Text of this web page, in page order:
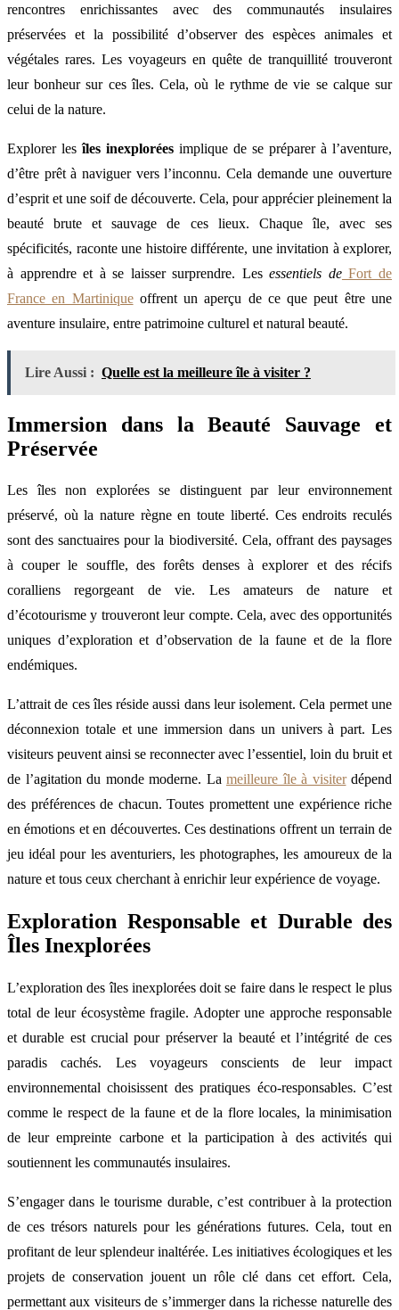
rencontres enrichissantes avec des communautés insulaires
préservées et la possibilité d’observer des espèces animales et
végétales rares. Les voyageurs en quête de tranquillité trouveront
leur bonheur sur ces îles. Cela, où le rythme de vie se calque sur
celui de la nature.
Explorer lesîles inexplorées implique de se préparer à l’aventure,
d’être prêt à naviguer vers l’inconnu. Cela demande une ouverture
d’esprit et une soif de découverte. Cela, pour apprécier pleinement la
beauté brute et sauvage de ces lieux. Chaque île, avec ses
spécificités, raconte une histoire différente, une invitation à explorer,
à apprendre et à se laisser surprendre. Lesessentiels deFort de
France en Martiniqueoffrent un aperçu de ce que peut être une
aventure insulaire, entre patrimoine culturel et natural beauté.
Lire Aussi : Quelle est la meilleure île à visiter ?
Immersion dans la Beauté Sauvage et
Préservée
Les îles non explorées se distinguent par leur environnement
préservé, où la nature règne en toute liberté. Ces endroits reculés
sont des sanctuaires pour la biodiversité. Cela, offrant des paysages
à couper le souffle, des forêts denses à explorer et des récifs
coralliens regorgeant de vie. Les amateurs de nature et
d’écotourisme y trouveront leur compte. Cela, avec des opportunités
uniques d’exploration et d’observation de la faune et de la flore
endémiques.
L’attrait de ces îles réside aussi dans leur isolement. Cela permet une
déconnexion totale et une immersion dans un univers à part. Les
visiteurs peuvent ainsi se reconnecter avec l’essentiel, loin du bruit et
de l’agitation du monde moderne. La meilleure île à visiterdépend
des préférences de chacun. Toutes promettent une expérience riche
en émotions et en découvertes. Ces destinations offrent un terrain de
jeu idéal pour les aventuriers, les photographes, les amoureux de la
nature et tous ceux cherchant à enrichir leur expérience de voyage.
Exploration Responsable et Durable des
Îles Inexplorées
L’exploration des îles inexplorées doit se faire dans le respect le plus
total de leur écosystème fragile. Adopter une approche responsable
et durable est crucial pour préserver la beauté et l’intégrité de ces
paradis cachés. Les voyageurs conscients de leur impact
environnemental choisissent des pratiques éco-responsables. C’est
comme le respect de la faune et de la flore locales, la minimisation
de leur empreinte carbone et la participation à des activités qui
soutiennent les communautés insulaires.
S’engager dans le tourisme durable, c’est contribuer à la protection
de ces trésors naturels pour les générations futures. Cela, tout en
profitant de leur splendeur inaltérée. Les initiatives écologiques et les
projets de conservation jouent un rôle clé dans cet effort. Cela,
permettant aux visiteurs de s’immerger dans la richesse naturelle des